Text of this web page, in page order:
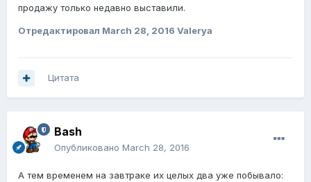
продажу только недавно выставили.
Отредактировал March 28, 2016 Valerya
Цитата
Bash
Опубликовано March 28, 2016
А тем временем на завтраке их целых два уже побывало: